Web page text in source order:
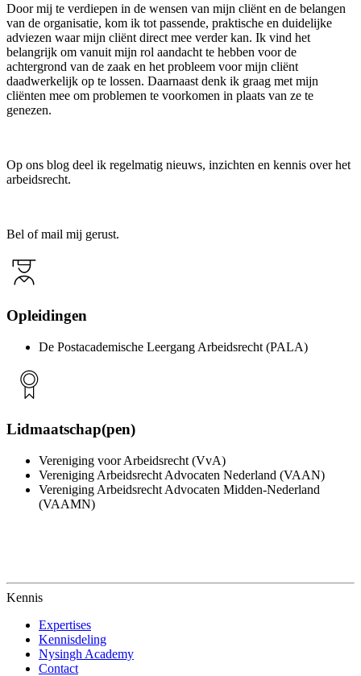
Door mij te verdiepen in de wensen van mijn cliënt en de belangen
van de organisatie, kom ik tot passende, praktische en duidelijke
adviezen waar mijn cliënt direct mee verder kan. Ik vind het
belangrijk om vanuit mijn rol aandacht te hebben voor de
achtergrond van de zaak en het probleem voor mijn cliënt
daadwerkelijk op te lossen. Daarnaast denk ik graag met mijn
cliënten mee om problemen te voorkomen in plaats van ze te
genezen.
Op ons blog deel ik regelmatig nieuws, inzichten en kennis over het
arbeidsrecht.
Bel of mail mij gerust.
Opleidingen
De Postacademische Leergang Arbeidsrecht (PALA)
Lidmaatschap(pen)
Vereniging voor Arbeidsrecht (VvA)
Vereniging Arbeidsrecht Advocaten Nederland (VAAN)
Vereniging Arbeidsrecht Advocaten Midden-Nederland
(VAAMN)
Kennis
Expertises
Kennisdeling
Nysingh Academy
Contact